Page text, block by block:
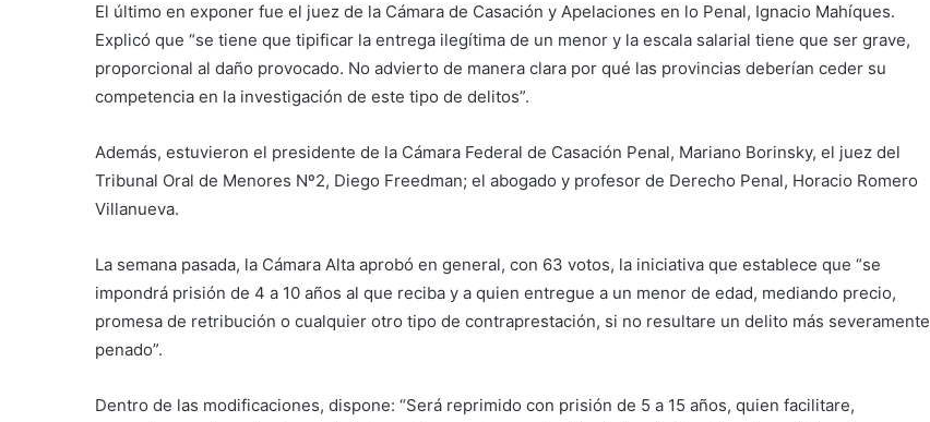
El último en exponer fue el juez de la Cámara de Casación y Apelaciones en lo Penal, Ignacio Mahíques.
Explicó que “se tiene que tipificar la entrega ilegítima de un menor y la escala salarial tiene que ser grave,
proporcional al daño provocado. No advierto de manera clara por qué las provincias deberían ceder su
competencia en la investigación de este tipo de delitos”.
Además, estuvieron el presidente de la Cámara Federal de Casación Penal, Mariano Borinsky, el juez del
Tribunal Oral de Menores Nº2, Diego Freedman; el abogado y profesor de Derecho Penal, Horacio Romero
Villanueva.
La semana pasada, la Cámara Alta aprobó en general, con 63 votos, la iniciativa que establece que “se
impondrá prisión de 4 a 10 años al que reciba y a quien entregue a un menor de edad, mediando precio,
promesa de retribución o cualquier otro tipo de contraprestación, si no resultare un delito más severamente
penado”.
Dentro de las modificaciones, dispone: “Será reprimido con prisión de 5 a 15 años, quien facilitare,